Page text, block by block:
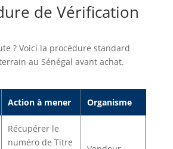
de Vérification
? Voici la procédure standard
au Sénégal avant achat.
Action à mener Organisme
Récupérer le
numéro de Titre